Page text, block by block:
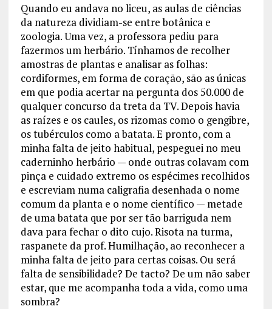
Quando eu andava no liceu, as aulas de ciências
da natureza dividiam-se entre botânica e
zoologia. Uma vez, a professora pediu para
fazermos um herbário. Tínhamos de recolher
amostras de plantas e analisar as folhas:
cordiformes, em forma de coração, são as únicas
em que podia acertar na pergunta dos 50.000 de
qualquer concurso da treta da TV. Depois havia
as raízes e os caules, os rizomas como o gengibre,
os tubérculos como a batata. E pronto, com a
minha falta de jeito habitual, pespeguei no meu
caderninho herbário — onde outras colavam com
pinça e cuidado extremo os espécimes recolhidos
e escreviam numa caligrafia desenhada o nome
comum da planta e o nome científico — metade
de uma batata que por ser tão barriguda nem
dava para fechar o dito cujo. Risota na turma,
raspanete da prof. Humilhação, ao reconhecer a
minha falta de jeito para certas coisas. Ou será
falta de sensibilidade? De tacto? De um não saber
estar, que me acompanha toda a vida, como uma
sombra?